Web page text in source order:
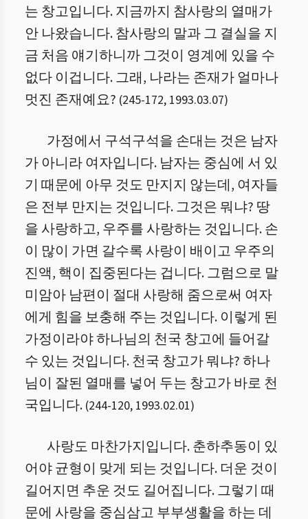
는 창고입니다. 지금까지 참사랑의 열매가
안 나왔습니다. 참사랑의 말과 그 결실을 지
금 처음 얘기하니까 그것이 영계에 있을 수
없다 이겁니다. 그래, 나라는 존재가 얼마나
멋진 존재예요? (245-172, 1993.03.07)
가정에서 구석구석을 손대는 것은 남자
가 아니라 여자입니다. 남자는 중심에 서 있
기 때문에 아무 것도 만지지 않는데, 여자들
은 전부 만지는 것입니다. 그것은 뭐냐? 땅
을 사랑하고, 우주를 사랑하는 것입니다. 손
이 많이 가면 갈수록 사랑이 배이고 우주의
진액, 핵이 집중된다는 겁니다. 그럼으로 말
미암아 남편이 절대 사랑해 줌으로써 여자
에게 힘을 보충해 주는 것입니다. 이렇게 된
가정이라야 하나님의 천국 창고에 들어갈
수 있는 것입니다. 천국 창고가 뭐냐? 하나
님이 잘된 열매를 넣어 두는 창고가 바로 천
국입니다. (244-120, 1993.02.01)
사랑도 마찬가지입니다. 춘하추동이 있
어야 균형이 맞게 되는 것입니다. 더운 것이
길어지면 추운 것도 길어집니다. 그렇기 때
문에 사랑을 중심삼고 부부생활을 하는 데